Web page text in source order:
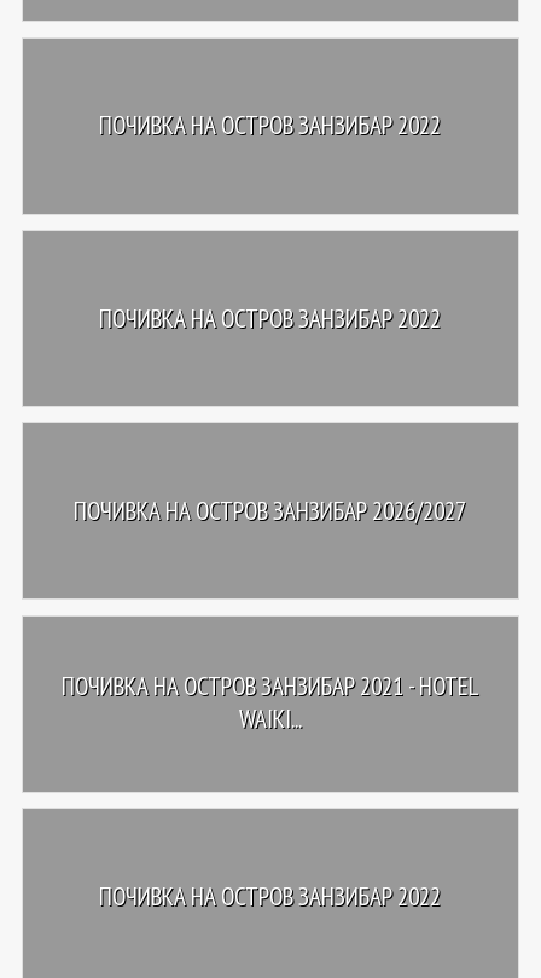
ПОЧИВКА НА ОСТРОВ ЗАНЗИБАР 2022
ПОЧИВКА НА ОСТРОВ ЗАНЗИБАР 2022
ПОЧИВКА НА ОСТРОВ ЗАНЗИБАР 2026/2027
ПОЧИВКА НА ОСТРОВ ЗАНЗИБАР 2021 - HOTEL
WAIKI...
ПОЧИВКА НА ОСТРОВ ЗАНЗИБАР 2022